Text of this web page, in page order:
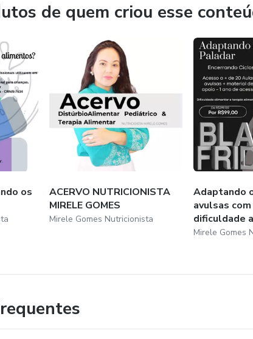
de quem criou esse
os
ACERVO NUTRICIONISTA
MIRELE GOMES
Mirele Gomes Nutricionista
Adaptando
avulsas
dificuldade
Mirele Gomes